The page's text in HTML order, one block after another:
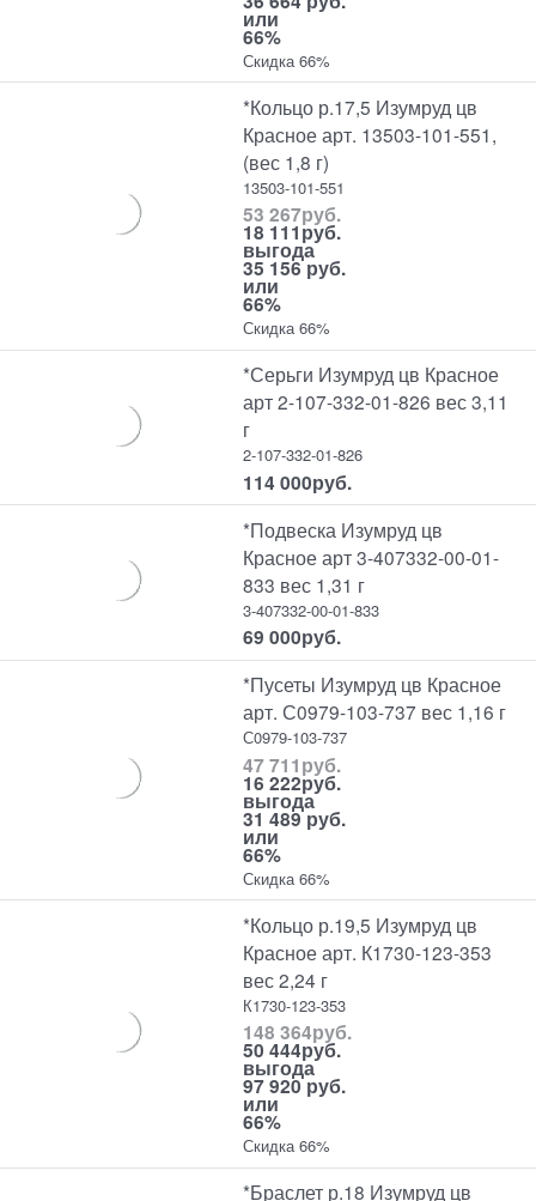
или
66%
Скидка 66%
*Кольцо р.17,5 Изумруд цв
Красное арт. 13503-101-551,
(вес 1,8 г)
13503-101-551
53 267руб.
18 111руб.
выгода
35 156 руб.
или
66%
Скидка 66%
*Серьги Изумруд цв Красное
арт 2-107-332-01-826 вес 3,11
г
2-107-332-01-826
114 000руб.
*Подвеска Изумруд цв
Красное арт 3-407332-00-01-
833 вес 1,31 г
3-407332-00-01-833
69 000руб.
*Пусеты Изумруд цв Красное
арт. С0979-103-737 вес 1,16 г
С0979-103-737
47 711руб.
16 222руб.
выгода
31 489 руб.
или
66%
Скидка 66%
*Кольцо р.19,5 Изумруд цв
Красное арт. К1730-123-353
вес 2,24 г
К1730-123-353
148 364руб.
50 444руб.
выгода
97 920 руб.
или
66%
Скидка 66%
*Браслет р.18 Изумруд цв